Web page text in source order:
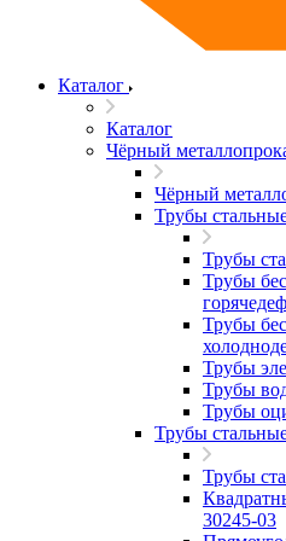
Каталог
Каталог
Чёрный
Чёрный
Трубы
Трубы
Трубы
Трубы
Трубы
Трубы
Трубы
Трубы
Трубы
30245-03